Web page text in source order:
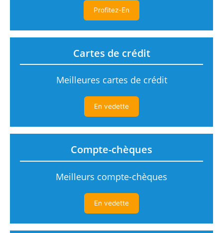
Profitez-En
Cartes de crédit
Meilleures cartes de crédit
En vedette
Compte-chèques
Meilleurs compte-chèques
En vedette